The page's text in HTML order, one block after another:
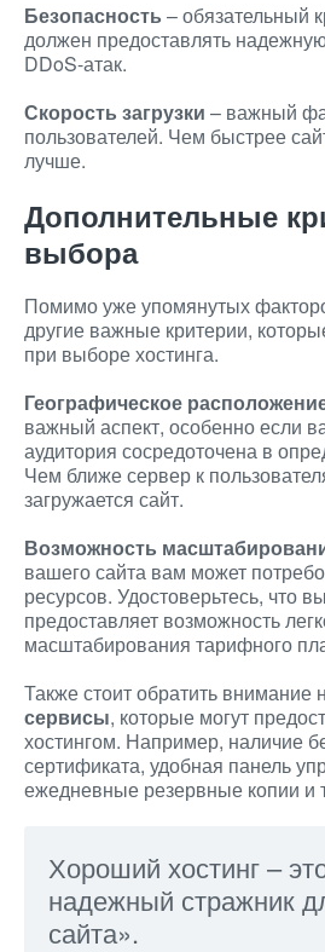
Безопасность – обязательный
должен предоставлять
DDoS-атак.
Скорость загрузки – важный
пользователей. Чем быстрее
лучше.
Дополнительные
выбора
Помимо уже упомянутых
другие важные критерии,
при выборе хостинга.
Географическое
важный аспект, особенно если
аудитория сосредоточена в
Чем ближе сервер к
загружается сайт.
Возможность
вашего сайта вам может
ресурсов. Удостоверьтесь, что
предоставляет возможность
масштабирования тарифного
Также стоит обратить внимание
сервисы, которые могут
хостингом. Например, наличие
сертификата, удобная панель
ежедневные резервные копии и
Хороший хостинг –
надежный стражник
сайта».